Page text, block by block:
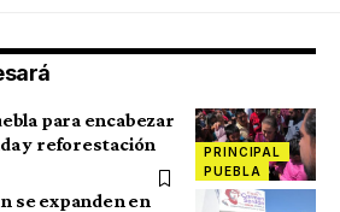
PRINCIPAL
PUEBLA
para encabezar
y reforestación
se expanden en